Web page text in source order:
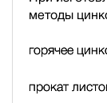
методы
горячее
прокат